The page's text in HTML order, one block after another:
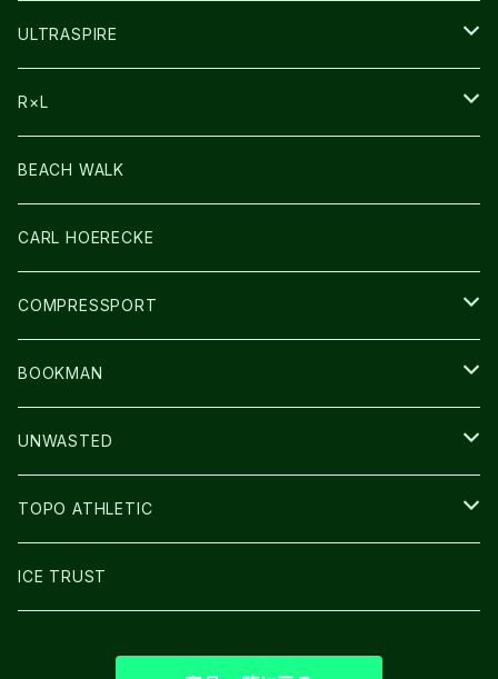
HEADLAMP
ULTRASPIRE
BAG
LIGHT
R×L
SOCKS・LEGWARMER
アームカバー
GLOVE
BEACH WALK
CARL HOERECKE
COMPRESSPORT
CAP/HAT
BAG
BOOKMAN
LIGHT
UNWASTED
GLOVE
TOPO ATHLETIC
SHOES
ICE TRUST